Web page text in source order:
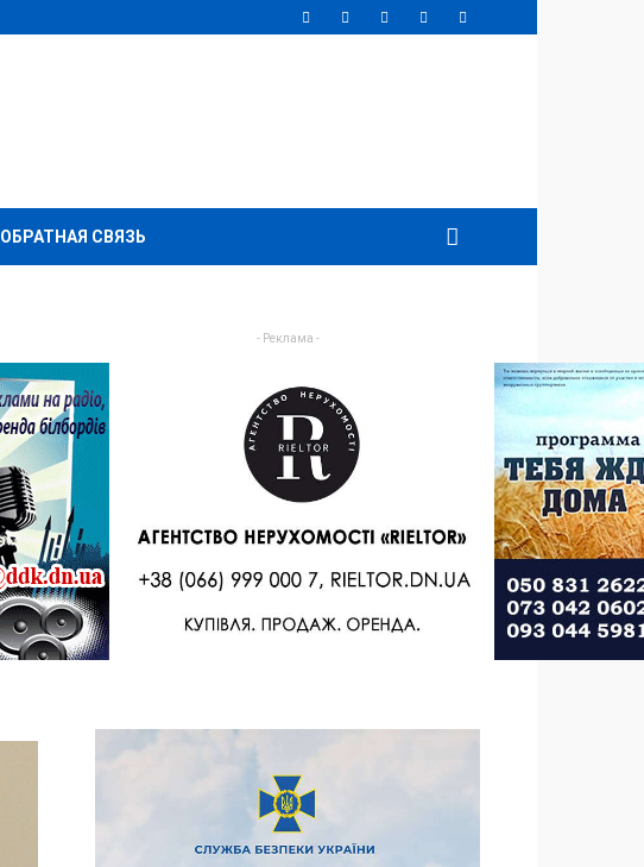
ОБРАТНАЯ СВЯЗЬ
- Реклама -